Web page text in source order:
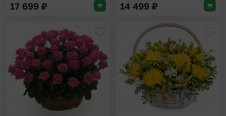
17 699 ₽ 14 499 ₽
Добавить в избранное